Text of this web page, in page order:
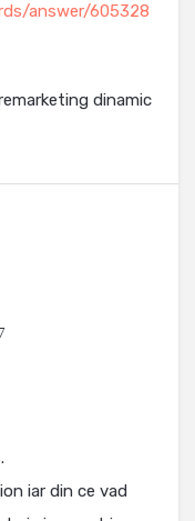
answer/605328
dinamic
iar din ce vad